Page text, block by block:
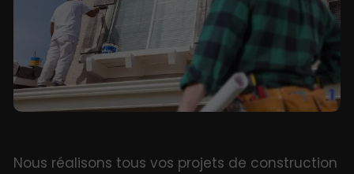
Nous réalisons tous vos projets de construction